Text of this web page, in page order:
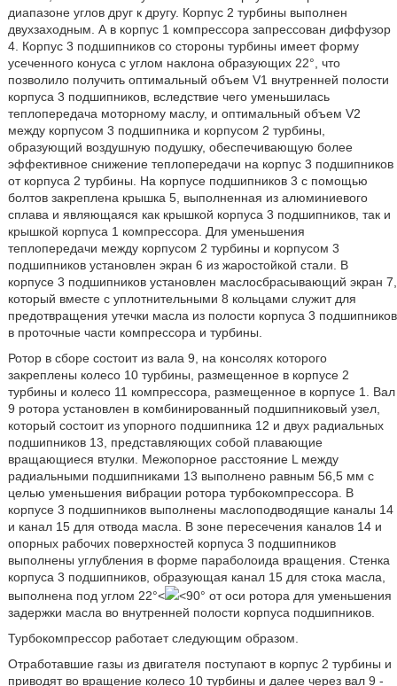
диапазоне углов друг к другу. Корпус 2 турбины выполнен
двухзаходным. А в корпус 1 компрессора запрессован диффузор
4. Корпус 3 подшипников со стороны турбины имеет форму
усеченного конуса с углом наклона образующих 22°, что
позволило получить оптимальный объем V1 внутренней полости
корпуса 3 подшипников, вследствие чего уменьшилась
теплопередача моторному маслу, и оптимальный объем V2
между корпусом 3 подшипника и корпусом 2 турбины,
образующий воздушную подушку, обеспечивающую более
эффективное снижение теплопередачи на корпус 3 подшипников
от корпуса 2 турбины. На корпусе подшипников 3 с помощью
болтов закреплена крышка 5, выполненная из алюминиевого
сплава и являющаяся как крышкой корпуса 3 подшипников, так и
крышкой корпуса 1 компрессора. Для уменьшения
теплопередачи между корпусом 2 турбины и корпусом 3
подшипников установлен экран 6 из жаростойкой стали. В
корпусе 3 подшипников установлен маслосбрасывающий экран 7,
который вместе с уплотнительными 8 кольцами служит для
предотвращения утечки масла из полости корпуса 3 подшипников
в проточные части компрессора и турбины.
Ротор в сборе состоит из вала 9, на консолях которого
закреплены колесо 10 турбины, размещенное в корпусе 2
турбины и колесо 11 компрессора, размещенное в корпусе 1. Вал
9 ротора установлен в комбинированный подшипниковый узел,
который состоит из упорного подшипника 12 и двух радиальных
подшипников 13, представляющих собой плавающие
вращающиеся втулки. Межопорное расстояние L между
радиальными подшипниками 13 выполнено равным 56,5 мм с
целью уменьшения вибрации ротора турбокомпрессора. В
корпусе 3 подшипников выполнены маслоподводящие каналы 14
и канал 15 для отвода масла. В зоне пересечения каналов 14 и
опорных рабочих поверхностей корпуса 3 подшипников
выполнены углубления в форме параболоида вращения. Стенка
корпуса 3 подшипников, образующая канал 15 для стока масла,
выполнена под углом 22°<
<90° от оси ротора для уменьшения
задержки масла во внутренней полости корпуса подшипников.
Турбокомпрессор работает следующим образом.
Отработавшие газы из двигателя поступают в корпус 2 турбины и
приводят во вращение колесо 10 турбины и далее через вал 9 -